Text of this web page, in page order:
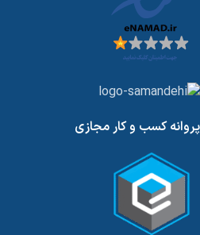
پروانه کسب و کار مجازی